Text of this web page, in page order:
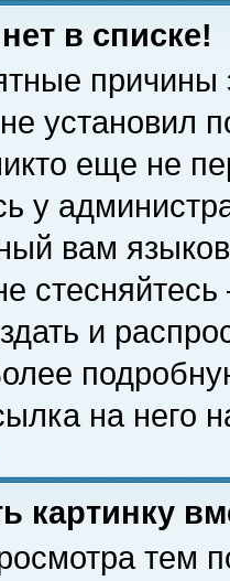
в списке!
причины
установил
еще не
у
вам
и
на него
картинку
тем